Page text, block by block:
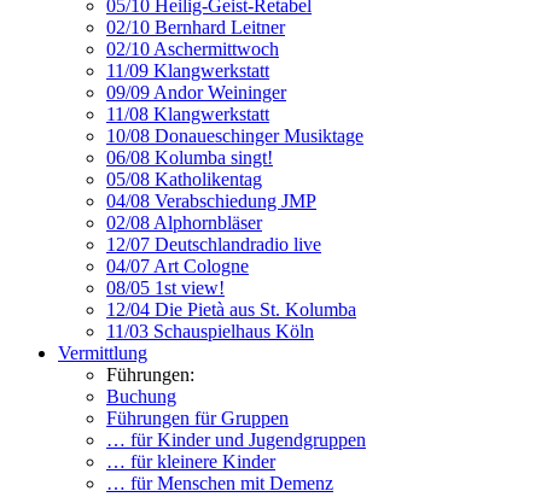
05/10 Heilig-Geist-Retabel
02/10 Bernhard Leitner
02/10 Aschermittwoch
11/09 Klangwerkstatt
09/09 Andor Weininger
11/08 Klangwerkstatt
10/08 Donaueschinger Musiktage
06/08 Kolumba singt!
05/08 Katholikentag
04/08 Verabschiedung JMP
02/08 Alphornbläser
12/07 Deutschlandradio live
04/07 Art Cologne
08/05 1st view!
12/04 Die Pietà aus St. Kolumba
11/03 Schauspielhaus Köln
Vermittlung
Führungen:
Buchung
Führungen für Gruppen
… für Kinder und Jugendgruppen
… für kleinere Kinder
… für Menschen mit Demenz